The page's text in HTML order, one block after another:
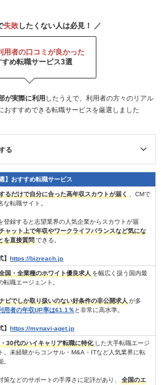
失敗したくない人は必見！ ／
用者の口コミが良かった
すめ転職サービス3選
が実際に利用 したうえで、利用者の方々のリアル
おすすめできる転職サービスを厳選しました
る
選】おすすめ転職サービス
るだけで自分に合った高年収スカウトが届く 、CMで
な転職サイト。
登録すると志望業界の人気企業からスカウトが届
ャット上で年収やワークライフバランスなど気にな
を直接質問できる。
】https://bizreach.jp
国・全業種のホワイト優良求人 を幅広く扱う国内最
転職エージェント。
ビでしか取り扱いのない好条件の非公開求人が多
用者の年収UP率は61.1％と非常に高水準。
】https://mynavi-aget.jp
30代のハイキャリア転職に特化 した大手転職エージ
。未経験からコンサル・M&A・ITなど人気業界に転
。
策などのサポートの手厚さに定評があり、全国のエ